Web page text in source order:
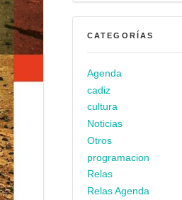
CATEGORÍAS
Agenda
cadiz
cultura
Noticias
Otros
programacion
Relas
Relas Agenda